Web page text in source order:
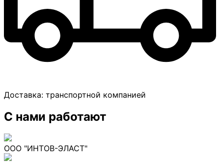
Доставка: транспортной компанией
С нами работают
ООО "ИНТОВ-ЭЛАСТ"